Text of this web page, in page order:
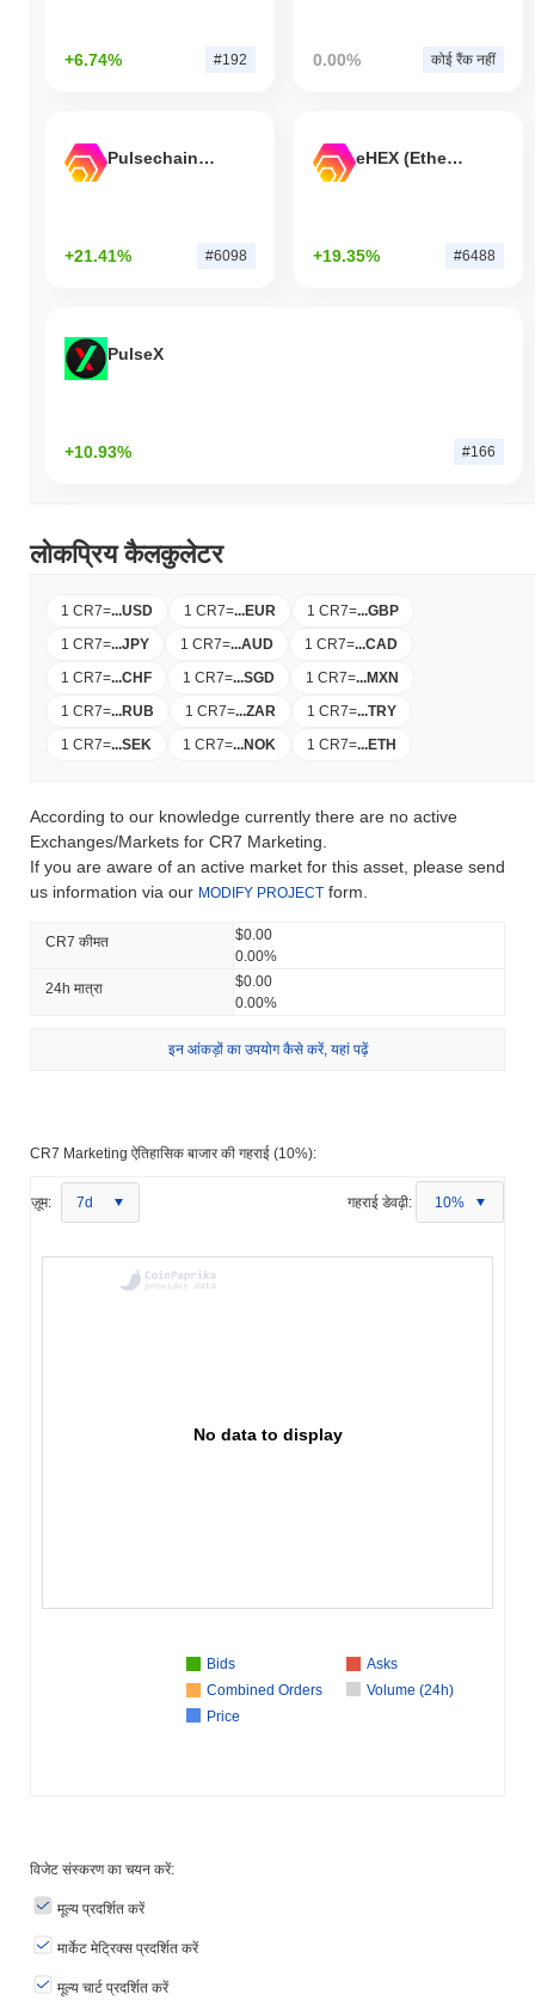
+6.74% #192 0.00% कोई रैंक नहीं
Pulsechain Bridged HEX (Pulsechain)
+21.41% #6098
eHEX (Ethereum)
+19.35% #6488
PulseX
+10.93% #166
लोकप्रिय कैलकुलेटर
1 CR7=...USD 1 CR7=...EUR 1 CR7=...GBP
1 CR7=...JPY 1 CR7=...AUD 1 CR7=...CAD
1 CR7=...CHF 1 CR7=...SGD 1 CR7=...MXN
1 CR7=...RUB 1 CR7=...ZAR 1 CR7=...TRY
1 CR7=...SEK 1 CR7=...NOK 1 CR7=...ETH
According to our knowledge currently there are no active
Exchanges/Markets for CR7 Marketing.
If you are aware of an active market for this asset, please send
us information via our MODIFY PROJECT form.
CR7 कीमत
$0.00
0.00%
24h मात्रा
$0.00
0.00%
इन आंकड़ों का उपयोग कैसे करें, यहां पढ़ें
CR7 Marketing ऐतिहासिक बाजार की गहराई (10%):
ज़ूम: 7d गहराई डेवढ़ी: 10%
No data to display
Bids
Asks
Combined Orders
Volume (24h)
Price
विजेट संस्करण का चयन करें:
मूल्य प्रदर्शित करें
मार्केट मेट्रिक्स प्रदर्शित करें
मूल्य चार्ट प्रदर्शित करें